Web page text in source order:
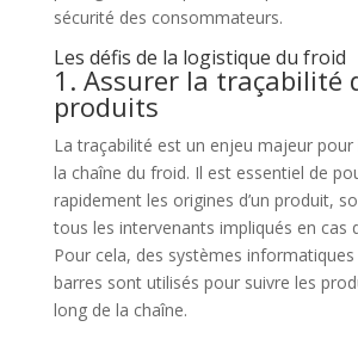
sécurité des consommateurs.
Les défis de la logistique du froid
1. Assurer la traçabilité
produits
La traçabilité est un enjeu majeur pour
la chaîne du froid. Il est essentiel de
rapidement les origines d’un produit,
tous les intervenants impliqués en cas
Pour cela, des systèmes
barres sont utilisés pour suivre les
long de la chaîne.